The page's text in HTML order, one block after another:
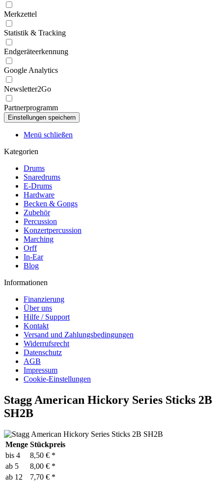
Merkzettel
Statistik & Tracking
Endgeräteerkennung
Google Analytics
Newsletter2Go
Partnerprogramm
Menü schließen
Kategorien
Drums
Snaredrums
E-Drums
Hardware
Becken & Gongs
Zubehör
Percussion
Konzertpercussion
Marching
Orff
In-Ear
Blog
Informationen
Finanzierung
Über uns
Hilfe / Support
Kontakt
Versand und Zahlungsbedingungen
Widerrufsrecht
Datenschutz
AGB
Impressum
Cookie-Einstellungen
Stagg American Hickory Series Sticks 2B
SH2B
Menge Stückpreis
bis 4
8,50 € *
ab 5
8,00 € *
ab 12 7,70 € *